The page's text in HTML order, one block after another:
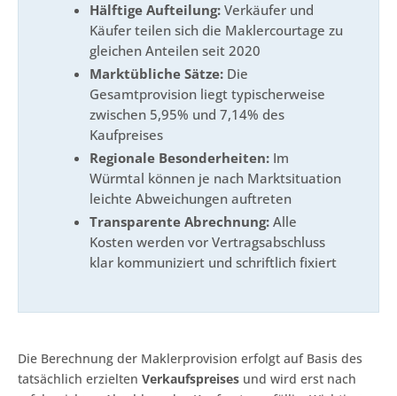
Hälftige Aufteilung:Verkäufer und
Käufer teilen sich die Maklercourtage zu
gleichen Anteilen seit 2020
Marktübliche Sätze: Die
Gesamtprovision liegt typischerweise
zwischen 5,95% und 7,14% des
Kaufpreises
Regionale Besonderheiten: Im
Würmtal können je nach Marktsituation
leichte Abweichungen auftreten
Transparente Abrechnung:Alle
Kosten werden vor Vertragsabschluss
klar kommuniziert und schriftlich fixiert
Die Berechnung der Maklerprovision erfolgt auf Basis des
tatsächlich erzielten Verkaufspreises und wird erst nach